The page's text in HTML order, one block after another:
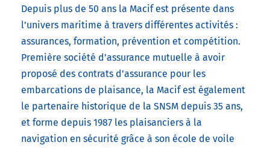
Depuis plus de 50 ans la Macif est présente dans
l’univers maritime à travers différentes activités :
assurances, formation, prévention et compétition.
Première société d’assurance mutuelle à avoir
proposé des contrats d’assurance pour les
embarcations de plaisance, la Macif est également
le partenaire historique de la SNSM depuis 35 ans,
et forme depuis 1987 les plaisanciers à la
navigation en sécurité grâce à son école de voile